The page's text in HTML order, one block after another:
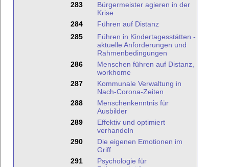
283
Bürgermeister agieren in der
Krise
284
Führen auf Distanz
285
Führen in Kindertagesstätten -
aktuelle Anforderungen und
Rahmenbedingungen
286
Menschen führen auf Distanz,
workhome
287
Kommunale Verwaltung in
Nach-Corona-Zeiten
288
Menschenkenntnis für
Ausbilder
289
Effektiv und optimiert
verhandeln
290
Die eigenen Emotionen im
Griff
291
Psychologie für